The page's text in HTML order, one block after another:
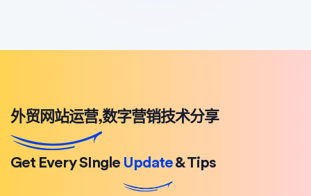
外贸网站运营,数字营销技术分享
Get Every SIngle Update& Tips